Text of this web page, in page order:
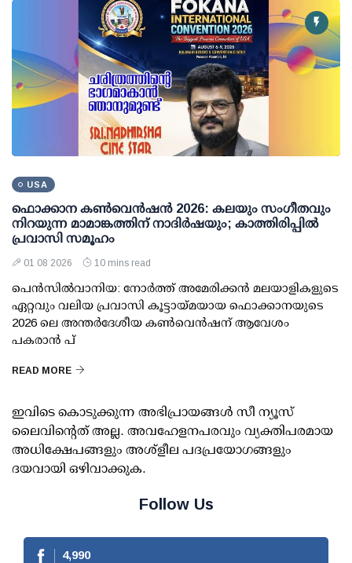
USA
ഫൊക്കാന കണ്‍വെന്‍ഷന്‍ 2026: കലയും സംഗീതവും
നിറയുന്ന മാമാങ്കത്തിന് നാദിര്‍ഷയും; കാത്തിരിപ്പില്‍
പ്രവാസി സമൂഹം
01 08 2026 10 mins read
പെന്‍സില്‍വാനിയ: നോര്‍ത്ത് അമേരിക്കന്‍ മലയാളികളുടെ
ഏറ്റവും വലിയ പ്രവാസി കൂട്ടായ്മയായ ഫൊക്കാനയുടെ
2026 ലെ അന്തര്‍ദേശീയ കണ്‍വെന്‍ഷന് ആവേശം
പകരാന്‍ പ്
READ MORE
ഇവിടെ കൊടുക്കുന്ന അഭിപ്രായങ്ങള്‍ സീ ന്യൂസ്
ലൈവിന്റെത് അല്ല. അവഹേളനപരവും വ്യക്തിപരമായ
അധിക്ഷേപങ്ങളും അശ്‌ളീല പദപ്രയോഗങ്ങളും
ദയവായി ഒഴിവാക്കുക.
Follow Us
4,990